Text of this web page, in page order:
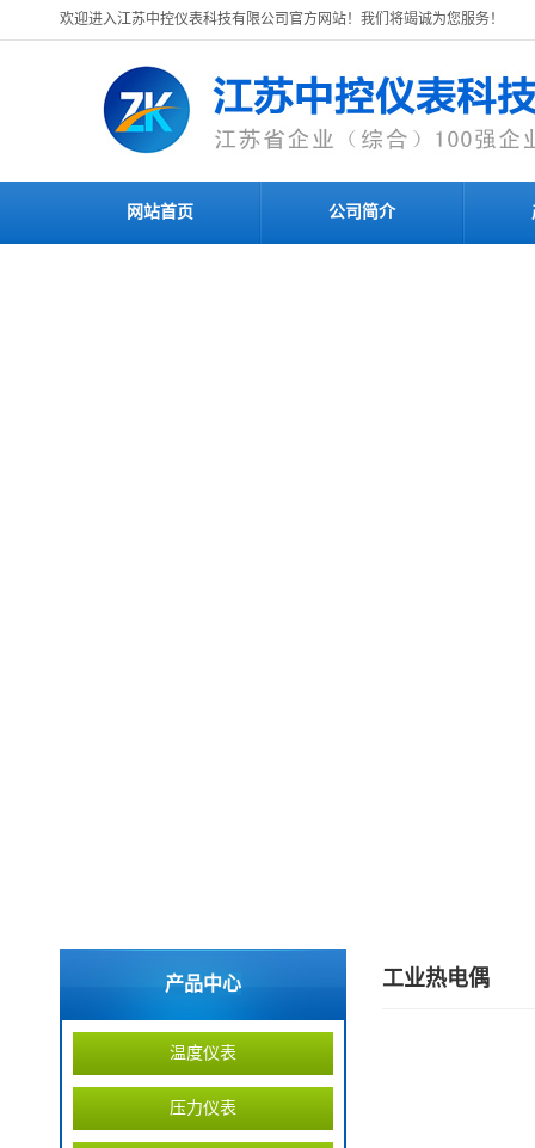
欢迎进入江苏中控仪表科技有限公司官方网站！我们将竭诚为您服务！
网站首页 公司简介
产品中心
温度仪表
压力仪表
工业热电偶